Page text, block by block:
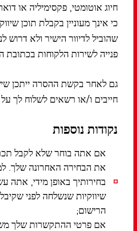
חיוג אוטומטי, פקסימיליה או
כי אינך מעוניין בקבלת תוכן
שהוביל לדיוור הישיר ולא דרוש
פנייה לשירות הלקוחות בכתובת
גם לאחר בקשת ההסרה ייתכן
חייבים ו/או רשאים לשלוח לך
נקודות נוספות
אם אתה בוחר שלא לקבל
את הבחירה האחרונה שלך.
בחירותיך באופן מידי, אתה
שיווקיות שנשלחה לפני
הרישום;
אם פרטי ההתקשרות שלך